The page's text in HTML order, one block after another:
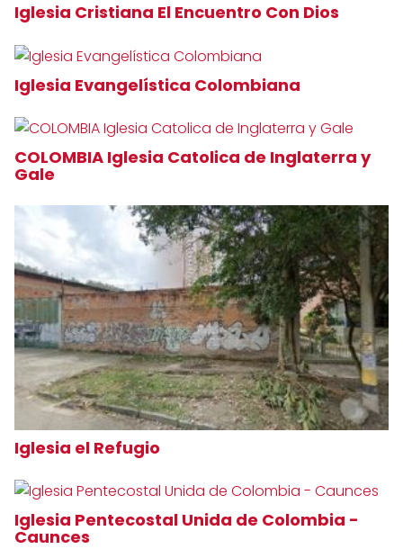
Iglesia Cristiana El Encuentro Con Dios
Iglesia Evangelística Colombiana
COLOMBIA Iglesia Catolica de Inglaterra y
Gale
Iglesia el Refugio
Iglesia Pentecostal Unida de Colombia -
Caunces